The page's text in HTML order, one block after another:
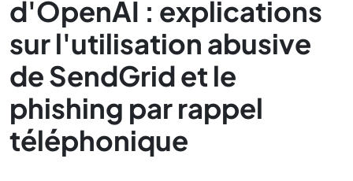
d'OpenAI : explications
sur l'utilisation abusive
de SendGrid et le
phishing par rappel
téléphonique